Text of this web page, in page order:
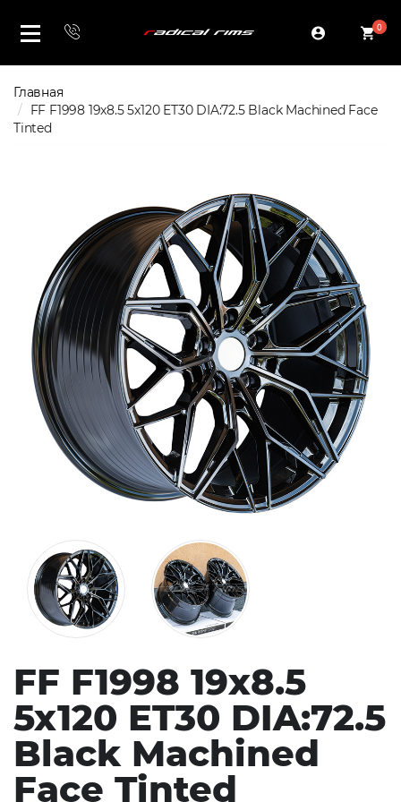
0
Главная
FF F1998 19x8.5 5x120 ET30 DIA:72.5 Black Machined Face
Tinted
FF F1998 19x8.5
5x120 ET30 DIA:72.5
Black Machined
Face Tinted